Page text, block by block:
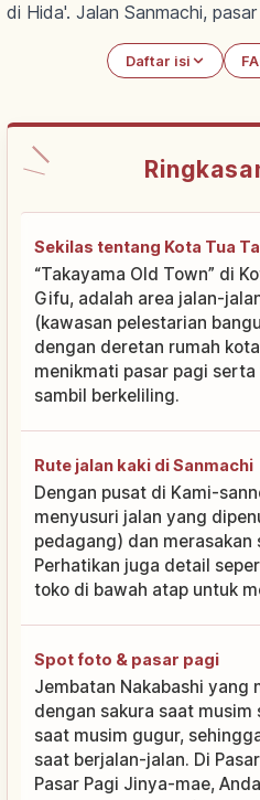
di Hida'. Jalan Sanmachi,
Daftar isi
Sekilas tentang Kota Tua
“Takayama Old Town” di
Gifu, adalah area jalan-
(kawasan pelestarian
dengan deretan rumah
menikmati pasar pagi
sambil berkeliling.
Rute jalan kaki di Sanmachi
Dengan pusat di Kami-
menyusuri jalan yang
pedagang) dan merasakan
Perhatikan juga detail
toko di bawah atap untuk
Spot foto & pasar pagi
Jembatan Nakabashi yang
dengan sakura saat musim
saat musim gugur,
saat berjalan-jalan. Di
Pasar Pagi Jinya-mae,